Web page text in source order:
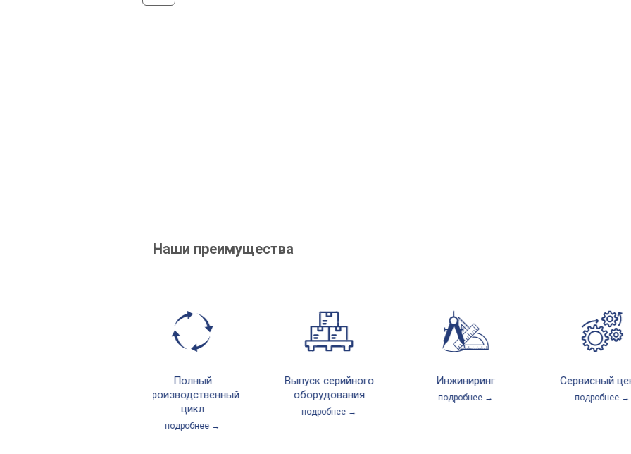
Наши преимущества
Полный
производственный
цикл
подробнее →
Выпуск серийного
оборудования
подробнее →
Инжиниринг
подробнее →
Сервисный центр
подробнее →